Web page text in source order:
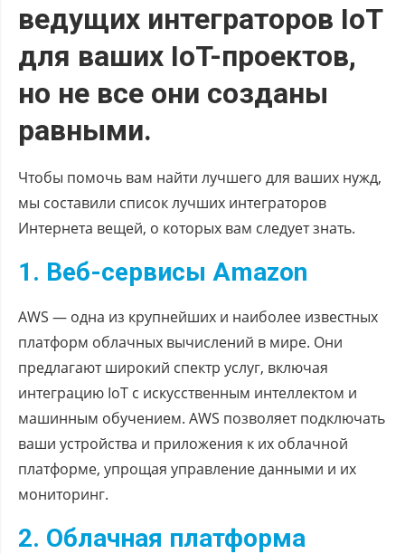
ведущих интеграторов IoT
для ваших IoT-проектов,
но не все они созданы
равными.
Чтобы помочь вам найти лучшего для ваших нужд,
мы составили список лучших интеграторов
Интернета вещей, о которых вам следует знать.
1. Веб-сервисы Amazon
AWS — одна из крупнейших и наиболее известных
платформ облачных вычислений в мире. Они
предлагают широкий спектр услуг, включая
интеграцию IoT с искусственным интеллектом и
машинным обучением. AWS позволяет подключать
ваши устройства и приложения к их облачной
платформе, упрощая управление данными и их
мониторинг.
2. Облачная платформа